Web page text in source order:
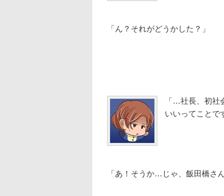
「ん？それがどうかした？」
「…社長、初社
いいってことで
「あ！そうか…じゃ、飯田橋さん